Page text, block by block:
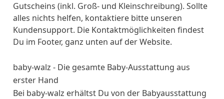
Gutscheins (inkl. Groß- und Kleinschreibung). Sollte
alles nichts helfen, kontaktiere bitte unseren
Kundensupport. Die Kontaktmöglichkeiten findest
Du im Footer, ganz unten auf der Website.
baby-walz - Die gesamte Baby-Ausstattung aus
erster Hand
Bei baby-walz erhältst Du von der Babyausstattung